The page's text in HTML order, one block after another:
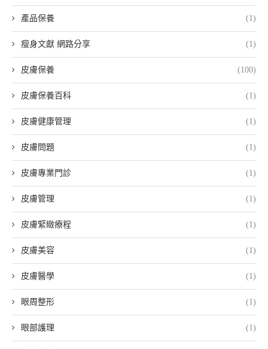
產品保養 (1)
瘦身文獻 網路分享 (1)
皮膚保養 (100)
皮膚保養百科 (1)
皮膚健康管理 (1)
皮膚問題 (1)
皮膚專業門診 (1)
皮膚管理 (1)
皮膚緊緻療程 (1)
皮膚美容 (1)
皮膚醫學 (1)
眼周整形 (1)
眼部護理 (1)